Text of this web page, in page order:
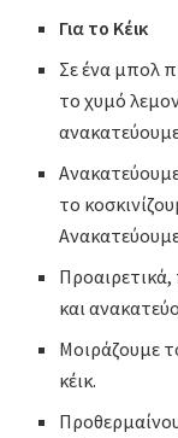
Για το Κέικ
Σε ένα μπολ
το χυμό
το
και
Μοιράζουμε
κέικ.